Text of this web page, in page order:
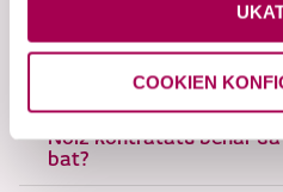
COOKIEN
Zabaldu dena
Noiz kontratatu behar
bat?